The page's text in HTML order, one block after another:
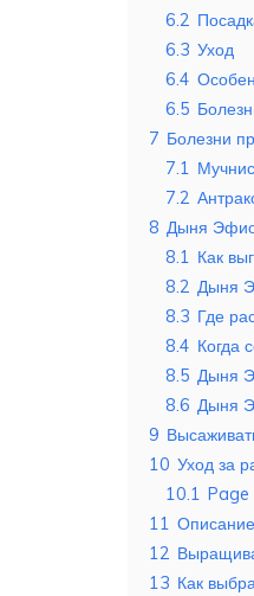
6.2
6.3 Уход
6.4
6.5
7 Болезни
7.1
7.2
8 Дыня
8.1 Как
8.2 Дыня
8.3 Где
8.4 Когда
8.5 Дыня
8.6 Дыня
9
10 Уход за
10.1 Page
11
12
13 Как